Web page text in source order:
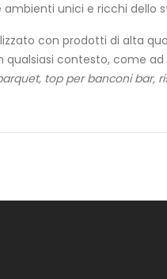
unici e ricchi dello
con prodotti di alta
contesto, come ad
top per banconi bar,